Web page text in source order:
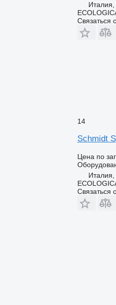
Связаться
14
Schmidt
Цена по
Связаться